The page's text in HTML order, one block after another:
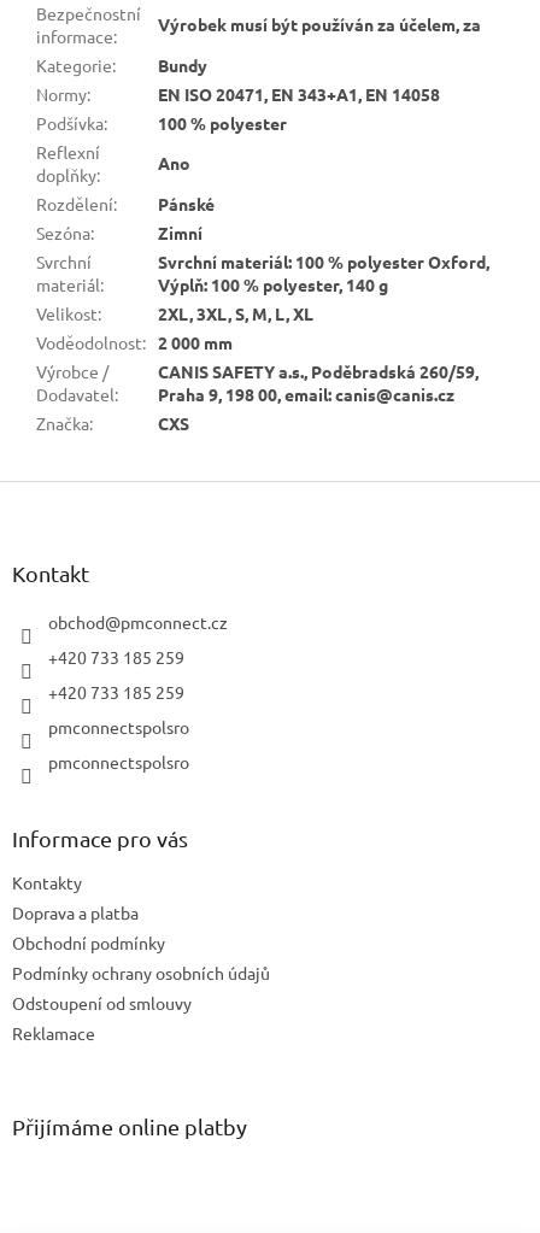
Bezpečnostní
informace:
Výrobek musí být používán za účelem, za
Kategorie:
Bundy
Normy:
EN ISO 20471, EN 343+A1, EN 14058
Podšívka:
100 % polyester
Reflexní
doplňky:
Ano
Rozdělení:
Pánské
Sezóna:
Zimní
Svrchní
materiál:
Svrchní materiál: 100 % polyester Oxford,
Výplň: 100 % polyester, 140 g
Velikost:
2XL, 3XL, S, M, L, XL
Voděodolnost: 2 000 mm
Výrobce /
Dodavatel:
CANIS SAFETY a.s., Poděbradská 260/59,
Praha 9, 198 00, email: canis@canis.cz
Značka: CXS
Z
Kontakt
obchod@pmconnect.cz
+420 733 185 259
+420 733 185 259
pmconnectspolsro
pmconnectspolsro
Informace pro vás
Kontakty
Doprava a platba
Obchodní podmínky
Podmínky ochrany osobních údajů
Odstoupení od smlouvy
Reklamace
Přijímáme online platby